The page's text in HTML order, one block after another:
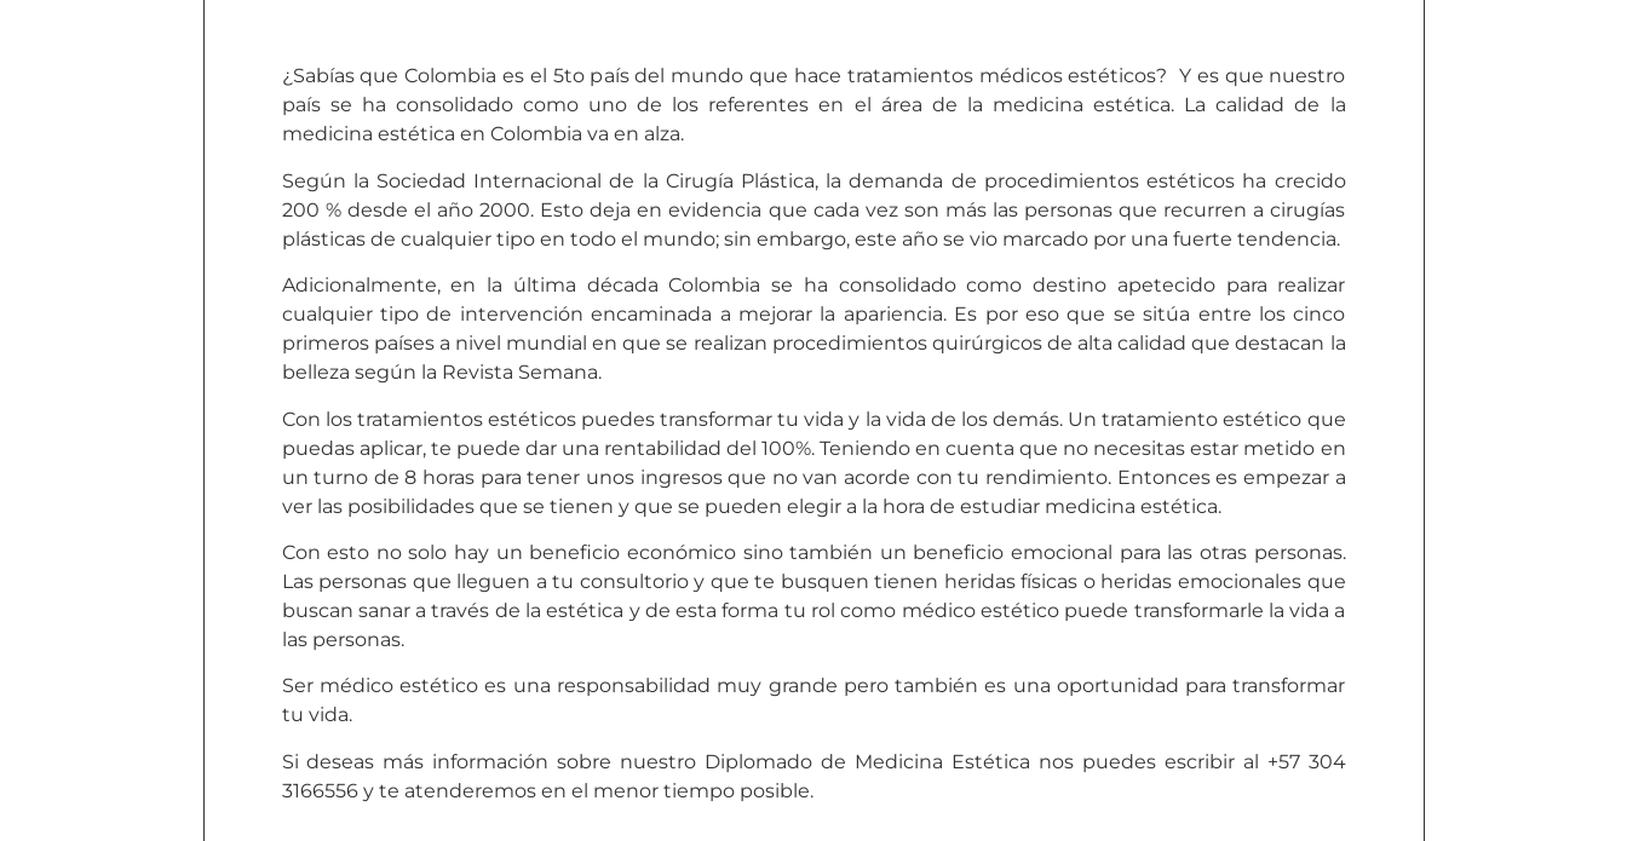
¿Sabías que Colombia es el 5to país del mundo que hace tratamientos médicos estéticos? Y es que nuestro
país se ha consolidado como uno de los referentes en el área de la medicina estética. La calidad de la
medicina estética en Colombia va en alza.
Según la Sociedad Internacional de la Cirugía Plástica, la demanda de procedimientos estéticos ha crecido
200 % desde el año 2000. Esto deja en evidencia que cada vez son más las personas que recurren a cirugías
plásticas de cualquier tipo en todo el mundo; sin embargo, este año se vio marcado por una fuerte tendencia.
Adicionalmente, en la última década Colombia se ha consolidado como destino apetecido para realizar
cualquier tipo de intervención encaminada a mejorar la apariencia. Es por eso que se sitúa entre los cinco
primeros países a nivel mundial en que se realizan procedimientos quirúrgicos de alta calidad que destacan la
belleza según la Revista Semana.
Con los tratamientos estéticos puedes transformar tu vida y la vida de los demás. Un tratamiento estético que
puedas aplicar, te puede dar una rentabilidad del 100%. Teniendo en cuenta que no necesitas estar metido en
un turno de 8 horas para tener unos ingresos que no van acorde con tu rendimiento. Entonces es empezar a
ver las posibilidades que se tienen y que se pueden elegir a la hora de estudiar medicina estética.
Con esto no solo hay un beneficio económico sino también un beneficio emocional para las otras personas.
Las personas que lleguen a tu consultorio y que te busquen tienen heridas físicas o heridas emocionales que
buscan sanar a través de la estética y de esta forma tu rol como médico estético puede transformarle la vida a
las personas.
Ser médico estético es una responsabilidad muy grande pero también es una oportunidad para transformar
tu vida.
Si deseas más información sobre nuestro Diplomado de Medicina Estética nos puedes escribir al +57 304
3166556 y te atenderemos en el menor tiempo posible.